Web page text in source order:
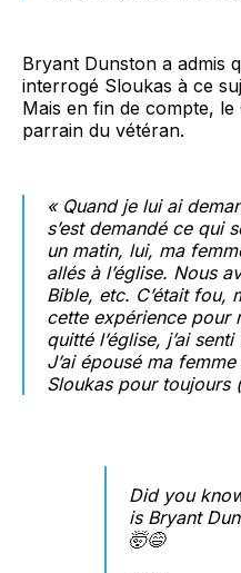
Bryant Dunston a admis
interrogé Sloukas à ce
Mais en fin de compte,
parrain du vétéran.
« Quand je lui ai
s’est demandé ce qui
un matin, lui, ma
allés à l’église. Nous
Bible, etc. C’était fou,
cette expérience pour
quitté l’église, j’ai
J’ai épousé ma
Sloukas pour toujours
Did you
is Bryant
🤯😅